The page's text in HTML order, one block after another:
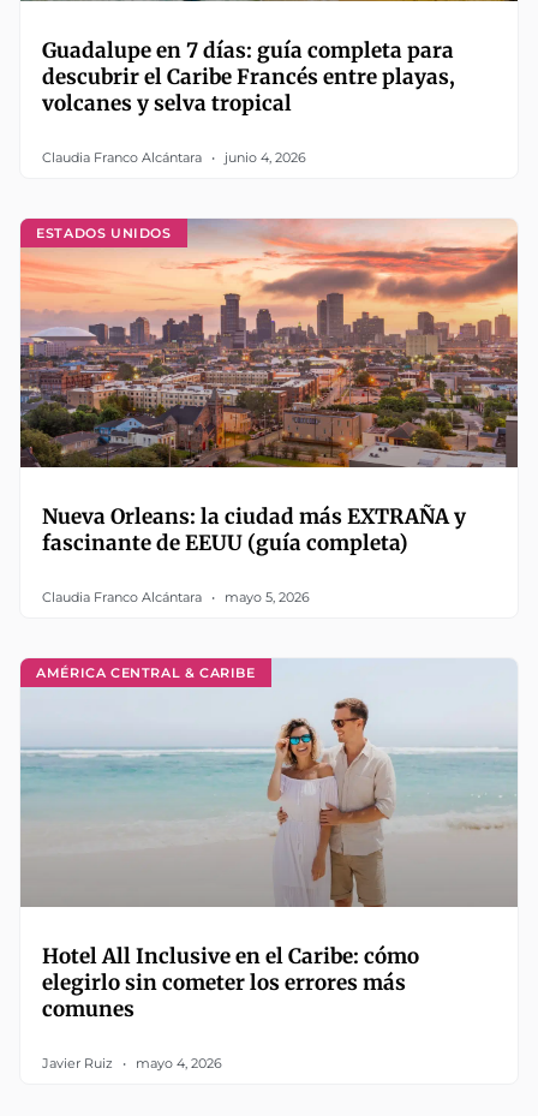
Guadalupe en 7 días: guía completa para
descubrir el Caribe Francés entre playas,
volcanes y selva tropical
Claudia Franco Alcántara junio 4, 2026
ESTADOS UNIDOS
Nueva Orleans: la ciudad más EXTRAÑA y
fascinante de EEUU (guía completa)
Claudia Franco Alcántara mayo 5, 2026
AMÉRICA CENTRAL & CARIBE
Hotel All Inclusive en el Caribe: cómo
elegirlo sin cometer los errores más
comunes
Javier Ruiz mayo 4, 2026